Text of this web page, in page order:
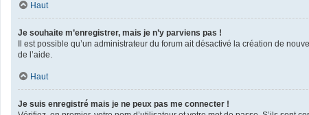
Haut
Je souhaite m’enregistrer, mais je n’y parviens pas !
Il est possible qu’un administrateur du forum ait désactivé la création de
de l’aide.
Haut
Je suis enregistré mais je ne peux pas me connecter !